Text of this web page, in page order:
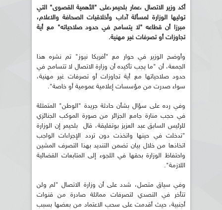
أكد وزير الاتصال ،عمار بلحيمر،على "الأهمية القصوى" التي
توليها الوزارة لمسألة آداب وأخلاقيات الصحافة والاعلام،
مبرزا أن قطاعه "لا يتسامح في حدود صلاحياته" مع أية
تجاوزات أو تصرفات غير مهنية.
وأوضح الوزير في حوار مع "أفريكا نيوز" تم نشره هذا
الجمعة، أن "ما يجب تأكيده أن وزارة الاتصال لا تتسامح في
حدود صلاحياتها مع أية تجاوزات أو تصرفات غير مهنية،
سواء صدرت من مؤسسات إعلامية عمومية أو خاصة".
وفي رده على سؤال بشأن حادثة جريدة "الوطن" المتمثلة
في حجب منارة جامع الجزائر من صورة الموكب الجنائزي
للرئيس السابق عبد العزيز بوتفليقة، قال بلحيمر إن الوزارة
"تدخلت في حينها واتخذت دون تردد الإجراءات الواجب
اتخاذها من خلال بيان تضمن التنديد بهذا التصرف المشين
واحتفاظ الوزارة بحقها في اللجوء إلى المتابعات القضائية
اللازمة".
وفي سياق متصل، شدد على أن وزارة الاتصال "لم ولن
تتأخر في التصدي لتصرفات مماثلة صادرة من قنوات
أجنبية، حيث أقدمت على سحب الاعتماد من بعضها بسبب